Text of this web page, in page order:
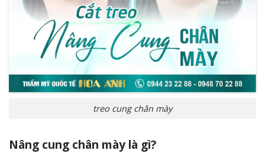
treo cung chân mày
Nâng cung chân mày là gì?